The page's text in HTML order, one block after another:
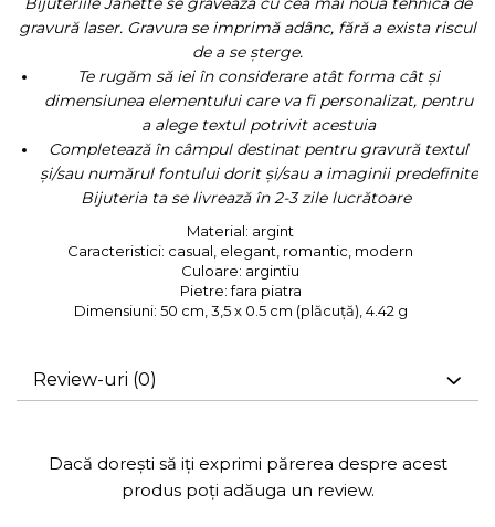
gravură laser. Gravura se imprimă adânc, fără a exista riscul
de a se șterge.
Te rugăm să iei în considerare atât forma cât și
dimensiunea elementului care va fi personalizat, pentru
a alege textul potrivit acestuia
Completează în câmpul destinat pentru gravură textul
și/sau numărul fontului dorit și/sau a imaginii predefinite
Bijuteria ta se livrează în 2-3 zile lucrătoare
Material: argint
Caracteristici: casual, elegant, romantic, modern
Culoare: argintiu
Pietre:fara piatra
Dimensiuni: 50 cm, 3,5 x 0.5 cm (plăcuță), 4.42 g
Review-uri (0)
Dacă dorești să iți exprimi părerea despre acest
produs poți adăuga un review.